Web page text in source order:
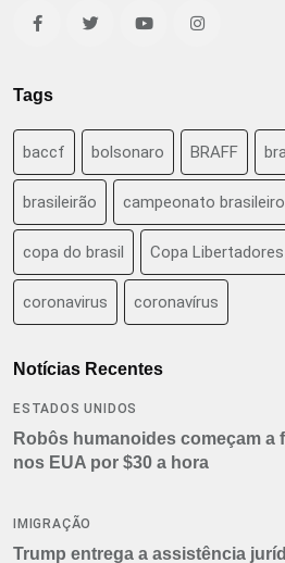
Tags
baccf bolsonaro BRAFF
brasileirão campeonato brasileiro
copa do brasil Copa
coronavirus coronavírus
Notícias Recentes
ESTADOS UNIDOS
Robôs humanoides começam a
nos EUA por $30 a hora
IMIGRAÇÃO
Trump entrega a assistência